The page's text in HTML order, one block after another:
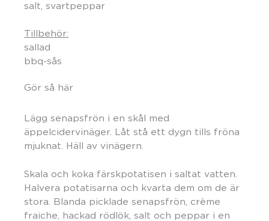
salt, svartpeppar
Tillbehör:
sallad
bbq-sås
Gör så här
Lägg senapsfrön i en skål med
äppelcidervinäger. Låt stå ett dygn tills fröna
mjuknat. Häll av vinägern.
Skala och koka färskpotatisen i saltat vatten.
Halvera potatisarna och kvarta dem om de är
stora. Blanda picklade senapsfrön, crème
fraiche, hackad rödlök, salt och peppar i en